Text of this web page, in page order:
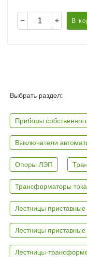
В
Выбрать раздел:
Приборы
Выключатели
Опоры ЛЭП
Трансформаторы тока
Лестницы приставные
Лестницы
Лестницы-